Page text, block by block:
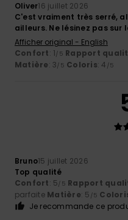
Oliver16 juillet 2026
C'est vraiment très serré,
ailleurs. Ne lésinez pas
Afficher original - English
Confort: 1/5 Rapport
Matière: 3/5 Coloris: 4 /5
Bruno15 juillet 2026
Top qualité
Confort: 5/5 Rapport
parfaite Matière: 5 /5
Je recommande ce